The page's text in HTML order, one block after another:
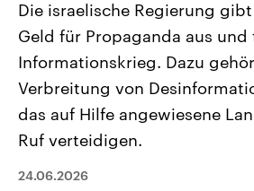
USA
Aktuelle Beiträge, Analysen und
Hintergründe
Wirtschaftlich und militärisch
gehören die Vereinigten Staaten zu
den mächtigsten Ländern der Erde,
Die israelische Regierung
Geld für Propaganda aus und
Informationskrieg. Dazu
Verbreitung von
das auf Hilfe angewiesene
Ruf verteidigen.
24.06.2026